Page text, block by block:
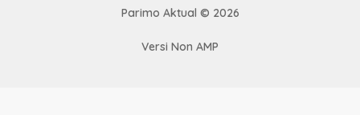
Parimo Aktual © 2026
Versi Non AMP